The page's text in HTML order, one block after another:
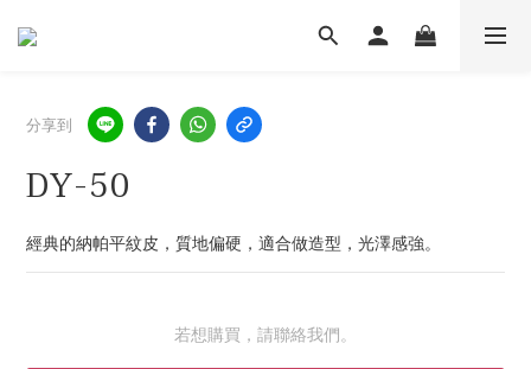
分享到
DY-50
經典的納帕平紋皮，質地偏硬，適合做造型，光澤感強。
若想購買，請聯絡我們。